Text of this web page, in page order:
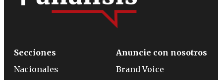
Secciones
Nacionales
Anuncie con nosotros
Brand Voice